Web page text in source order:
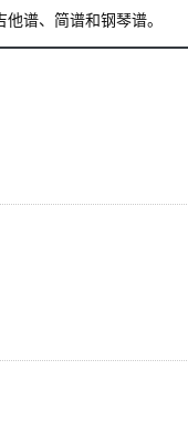
谱、简谱和钢琴谱。